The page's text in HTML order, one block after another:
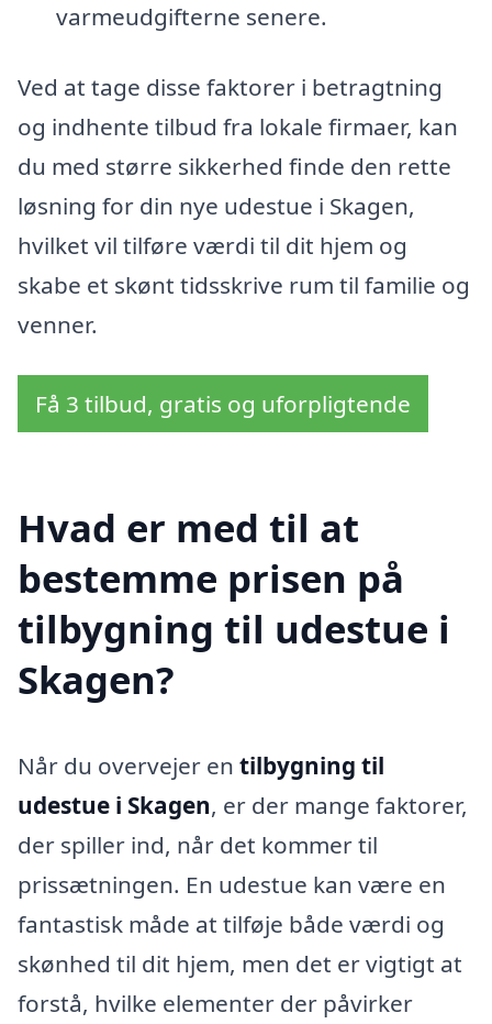
varmeudgifterne senere.
Ved at tage disse faktorer i betragtning
og indhente tilbud fra lokale firmaer, kan
du med større sikkerhed finde den rette
løsning for din nye udestue i Skagen,
hvilket vil tilføre værdi til dit hjem og
skabe et skønt tidsskrive rum til familie og
venner.
Få 3 tilbud, gratis og uforpligtende
Hvad er med til at
bestemme prisen på
tilbygning til udestue i
Skagen?
Når du overvejer en tilbygning til
udestue i Skagen, er der mange faktorer,
der spiller ind, når det kommer til
prissætningen. En udestue kan være en
fantastisk måde at tilføje både værdi og
skønhed til dit hjem, men det er vigtigt at
forstå, hvilke elementer der påvirker